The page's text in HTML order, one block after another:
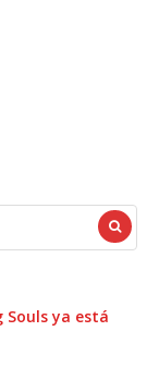
Souls ya está